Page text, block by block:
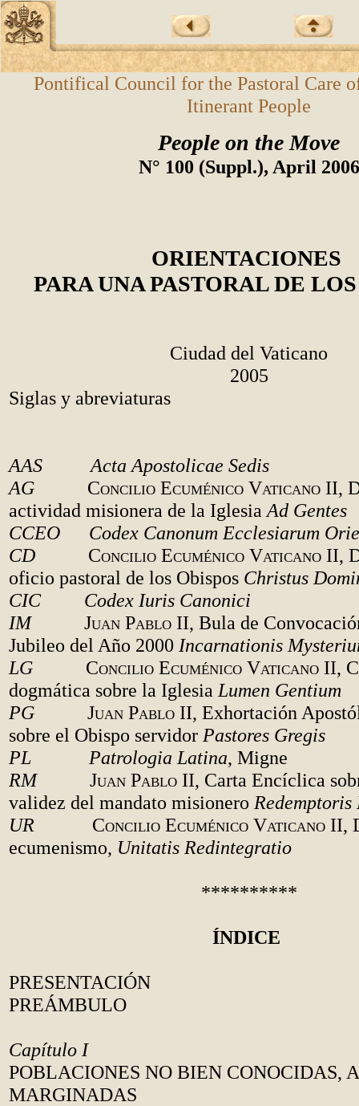
Pontifical Council for the Pastoral Care
Itinerant People
People on the Move
N° 100 (Suppl.), April 2006
ORIENTACIONES
PARA UNA PASTORAL DE
Ciudad del Vaticano
2005
Siglas y abreviaturas
AAS Acta Apostolicae Sedis
AG Concilio Ecuménico Vaticano II,
actividad misionera de la Iglesia Ad Gentes
CCEO Codex Canonum Ecclesiarum
CD Concilio Ecuménico Vaticano II,
oficio pastoral de los Obispos Christus
CIC Codex Iuris Canonici
IM
Juan Pablo II, Bula de
Jubileo del Año 2000 Incarnationis
LG Concilio Ecuménico Vaticano II,
dogmática sobre la Iglesia Lumen Gentium
PG
Juan Pablo II, Exhortación
sobre el Obispo servidor Pastores Gregis
PL Patrologia Latina, Migne
RM Juan Pablo II, Carta Encíclica
validez del mandato misionero Redemptoris
UR Concilio Ecuménico Vaticano II,
ecumenismo, Unitatis Redintegratio
**********
ÍNDICE
PRESENTACIÓN
PREÁMBULO
Capítulo I
POBLACIONES NO BIEN CONOCIDAS,
MARGINADAS